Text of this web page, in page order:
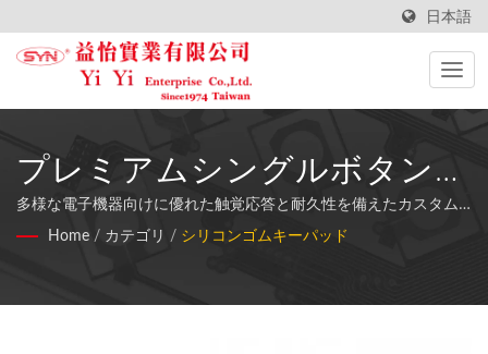
日本語
プレミアムシングルボタンシ
リコンゴムキーパッドソリュ
ーション
多様な電子機器向けに優れた触覚応答と耐久性を備えたカスタム
設計のシリコンゴムキーパッド
Home / カテゴリ / シリコンゴムキーパッド